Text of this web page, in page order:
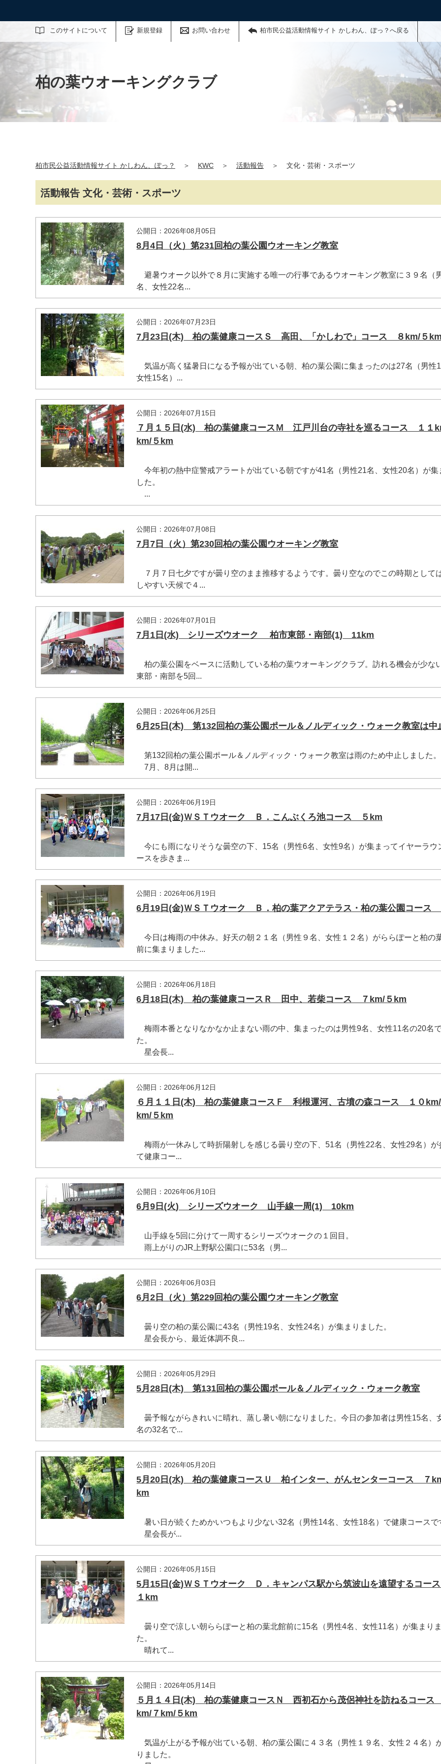
このサイトについて 新規登録 お問い合わせ 柏市民公益活動情報サイト かしわん、ぽっ？へ戻る
サイト内検索
柏の葉ウオーキングクラブ
柏市民公益活動情報サイト かしわん、ぽっ？ ＞ KWC ＞ 活動報告 ＞ 文化・芸術・スポーツ
活動報告 文化・芸術・スポーツ
公開日：2026年08月05日
8月4日（火）第231回柏の葉公園ウオーキング教室
避暑ウオーク以外で８月に実施する唯一の行事であるウオーキング教室に３９名（
名、女性22名...
公開日：2026年07月23日
7月23日(木) 柏の葉健康コースＳ 高田、「かしわで」コース ８km/５
気温が高く猛暑日になる予報が出ている朝、柏の葉公園に集まったのは27名（男性
女性15名）...
公開日：2026年07月15日
７月１５日(水) 柏の葉健康コースＭ 江戸川台の寺社を巡るコース １１
km/５km
今年初の熱中症警戒アラートが出ている朝ですが41名（男性21名、女性20名）が集
した。
...
公開日：2026年07月08日
7月7日（火）第230回柏の葉公園ウオーキング教室
７月７日七夕ですが曇り空のまま推移するようです。曇り空なのでこの時期として
しやすい天候で４...
公開日：2026年07月01日
7月1日(水) シリーズウオーク 柏市東部・南部(1) 11km
柏の葉公園をベースに活動している柏の葉ウオーキングクラブ。訪れる機会が少な
東部・南部を5回...
公開日：2026年06月25日
6月25日(木) 第132回柏の葉公園ポール＆ノルディック・ウォーク教室は中
第132回柏の葉公園ポール＆ノルディック・ウォーク教室は雨のため中止しました。
7月、8月は開...
公開日：2026年06月19日
7月17日(金)ＷＳＴウオーク Ｂ．こんぶくろ池コース ５km
今にも雨になりそうな曇空の下、15名（男性6名、女性9名）が集まってイヤーラウ
ースを歩きま...
公開日：2026年06月19日
6月19日(金)ＷＳＴウオーク Ｂ．柏の葉アクアテラス・柏の葉公園コース
今日は梅雨の中休み。好天の朝２１名（男性９名、女性１２名）がららぽーと柏の
前に集まりました...
公開日：2026年06月18日
6月18日(木) 柏の葉健康コースＲ 田中、若柴コース ７km/５km
梅雨本番となりなかなか止まない雨の中、集まったのは男性9名、女性11名の20名
た。
星会長...
公開日：2026年06月12日
６月１１日(木) 柏の葉健康コースＦ 利根運河、古墳の森コース １０
km/５km
梅雨が一休みして時折陽射しを感じる曇り空の下、51名（男性22名、女性29名）が
て健康コー...
公開日：2026年06月10日
6月9日(火) シリーズウオーク 山手線一周(1) 10km
山手線を5回に分けて一周するシリーズウオークの１回目。
雨上がりのJR上野駅公園口に53名（男...
公開日：2026年06月03日
6月2日（火）第229回柏の葉公園ウオーキング教室
曇り空の柏の葉公園に43名（男性19名、女性24名）が集まりました。
星会長から、最近体調不良...
公開日：2026年05月29日
5月28日(木) 第131回柏の葉公園ポール＆ノルディック・ウォーク教室
曇予報ながらきれいに晴れ、蒸し暑い朝になりました。今日の参加者は男性15名、
名の32名で...
公開日：2026年05月20日
5月20日(水) 柏の葉健康コースＵ 柏インター、がんセンターコース ７
km
暑い日が続くためかいつもより少ない32名（男性14名、女性18名）で健康コースで
星会長が...
公開日：2026年05月15日
5月15日(金)ＷＳＴウオーク Ｄ．キャンパス駅から筑波山を遠望するコー
１km
曇り空で涼しい朝ららぽーと柏の葉北館前に15名（男性4名、女性11名）が集まり
た。
晴れて...
公開日：2026年05月14日
５月１４日(木) 柏の葉健康コースＮ 西初石から茂侶神社を訪ねるコー
km/７km/５km
気温が上がる予報が出ている朝、柏の葉公園に４３名（男性１９名、女性２４名）
りました。
マイメディア検索